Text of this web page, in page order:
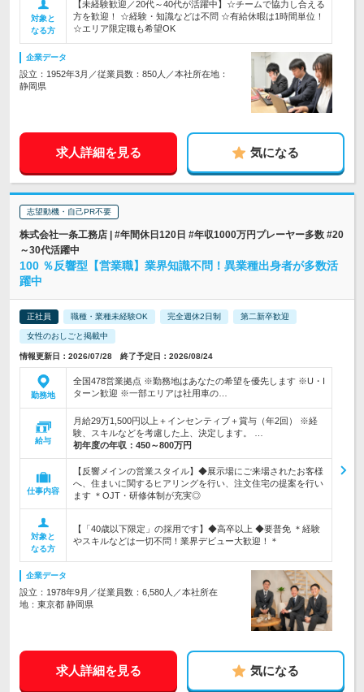
対象と
なる方
【未経験歓迎／20代～40代が活躍中】☆チームで協力し合える
方を歓迎！ ☆経験・知識などは不問 ☆有給休暇は1時間単位！
☆エリア限定職も希望OK
企業データ
設立：1952年3月／従業員数：850人／本社所在地：
静岡県
求人詳細を見る 気になる
志望動機・自己PR不要
株式会社一条工務店 | #年間休日120日 #年収1000万円プレーヤー多数 #20
～30代活躍中
100 ％反響型【営業職】業界知識不問！異業種出身者が多数活
躍中
正社員 職種・業種未経験OK 完全週休2日制 第二新卒歓迎
女性のおしごと掲載中
情報更新日：2026/07/28 終了予定日：2026/08/24
勤務地
全国478営業拠点 ※勤務地はあなたの希望を優先します ※U・I
ターン歓迎 ※一部エリアは社用車の…
給与
月給29万1,500円以上＋インセンティブ＋賞与（年2回） ※経
験、スキルなどを考慮した上、決定します。 …
初年度の年収： 450～800万円
仕事内容
【反響メインの営業スタイル】◆展示場にご来場されたお客様
へ、住まいに関するヒアリングを行い、注文住宅の提案を行い
ます ＊OJT・研修体制が充実◎
対象と
なる方
【「40歳以下限定」の採用です】◆高卒以上 ◆要普免 ＊経験
やスキルなどは一切不問！業界デビュー大歓迎！＊
企業データ
設立：1978年9月／従業員数：6,580人／本社所在
地：東京都 静岡県
求人詳細を見る 気になる